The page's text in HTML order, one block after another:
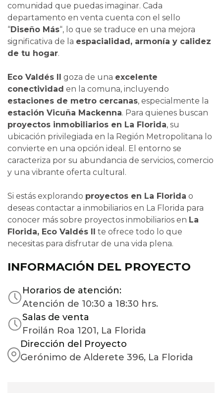
comunidad que puedas imaginar. Cada
departamento en venta cuenta con el sello
“Diseño Más“, lo que se traduce en una mejora
significativa de la espacialidad, armonía y calidez
de tu hogar.
Eco Valdés II goza de una excelente
conectividad en la comuna, incluyendo
estaciones de metro cercanas, especialmente la
estación Vicuña Mackenna. Para quienes buscan
proyectos inmobiliarios en La Florida, su
ubicación privilegiada en la Región Metropolitana lo
convierte en una opción ideal. El entorno se
caracteriza por su abundancia de servicios, comercio
y una vibrante oferta cultural.
Si estás explorando proyectos en La Florida o
deseas contactar a inmobiliarios en La Florida para
conocer más sobre proyectos inmobiliarios en La
Florida, Eco Valdés II te ofrece todo lo que
necesitas para disfrutar de una vida plena.
INFORMACIÓN DEL PROYECTO
Horarios de atención:
Atención de 10:30 a 18:30 hrs.
Salas de venta
Froilán Roa 1201, La Florida
Dirección del Proyecto
Gerónimo de Alderete 396, La Florida